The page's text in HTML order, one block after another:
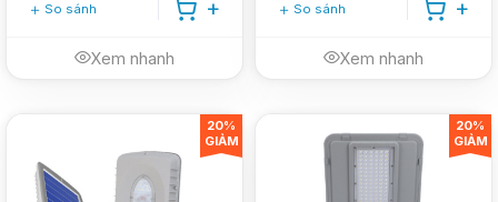
So sánh
Xem nhanh
So sánh
Xem nhanh
20%
GIẢM
20%
GIẢM